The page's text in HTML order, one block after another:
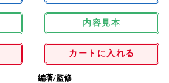
内容見本
カートに入れる
編著/監修